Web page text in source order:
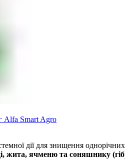
Alfa Smart Agro
дії для знищення
жита, ячменю та соняшнику